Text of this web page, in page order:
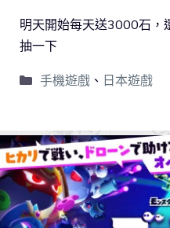
明天開始每天送3000石，
抽一下
手機遊戲、 日本遊戲